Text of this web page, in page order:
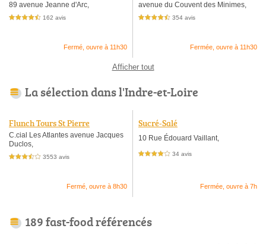
89 avenue Jeanne d'Arc,
4,5 étoiles sur 5 162 avis
Fermé, ouvre à 11h30
avenue du Couvent des Minimes,
4,5 étoiles sur 5 354 avis
Fermée, ouvre à 11h30
Afficher tout
La sélection dans l'Indre-et-Loire
Flunch Tours St Pierre
C.cial Les Atlantes avenue Jacques
Duclos,
3,5 étoiles sur 5 3553 avis
Fermé, ouvre à 8h30
Sucré-Salé
10 Rue Édouard Vaillant,
4,0 étoiles sur 5 34 avis
Fermée, ouvre à 7h
189 fast-food référencés